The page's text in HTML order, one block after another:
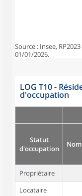
Source : Insee,
01/01/2026.
LOG T10 -
d'occupation
Statut
d'occupation
Propriétaire
Locataire